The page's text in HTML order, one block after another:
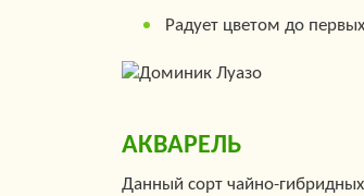
Радует цветом до
АКВАРЕЛЬ
Данный сорт чайно-